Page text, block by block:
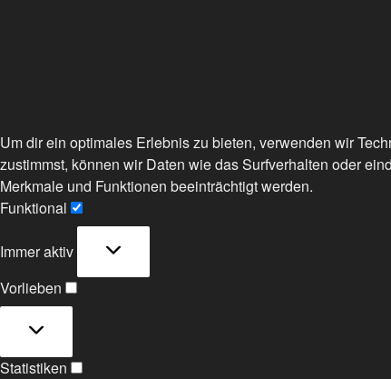
Um dir ein optimales Erlebnis zu bieten, verwenden wir
zustimmst, können wir Daten wie das Surfverhalten oder
Merkmale und Funktionen beeinträchtigt werden.
Funktional
Immer aktiv
Vorlieben
Statistiken